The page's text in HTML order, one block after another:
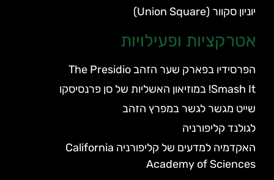
יוניון סקוור (Union Square)
אטרקציות ופעילויות
הפרסידיו בפארק שער הזהב The Presidio
Smash It! במוזיאון האשליות של סן פרנסיסקו
שייט מגשר לגשר במפרץ הזהב
לגולנד קליפורניה
האקדמיה למדעים של קליפורניה California
Academy of Sciences